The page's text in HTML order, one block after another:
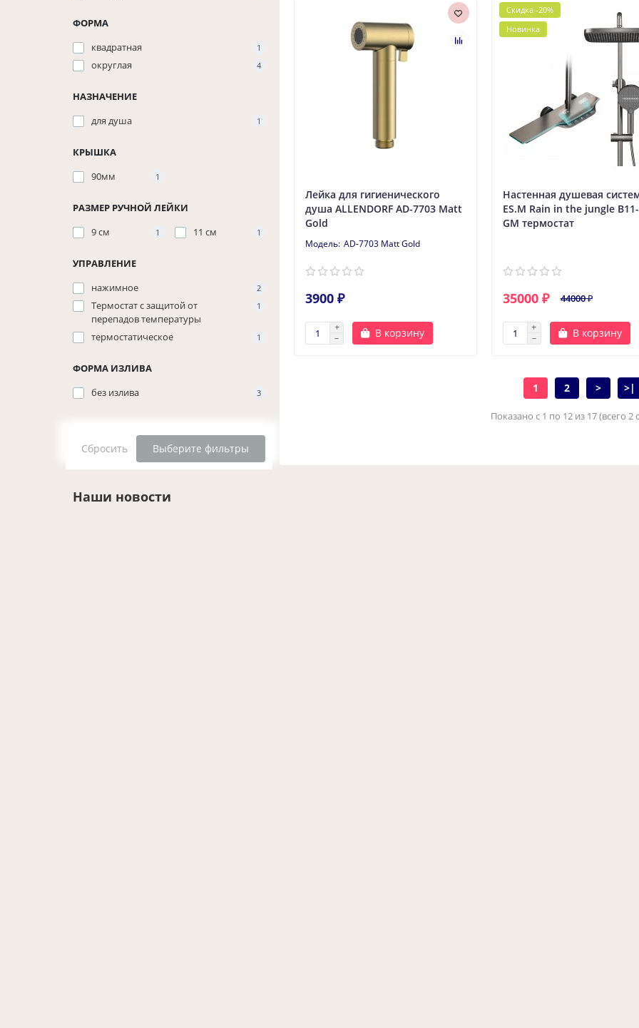
ФОРМА
квадратная
1
округлая 4
НАЗНАЧЕНИЕ
для душа
1
КРЫШКА
90мм
1
РАЗМЕР РУЧНОЙ ЛЕЙКИ
9 см
1 11 см 1
УПРАВЛЕНИЕ
нажимное
2
Термостат с защитой от
перепадов температуры
1
термостатическое 1
ФОРМА ИЗЛИВА
без излива
3
Сбросить Выберите фильтры
Наши новости
Лейка для гигиенического
душа ALLENDORF AD-7703 Matt
Gold
AD-7703 Matt Gold
3900 ₽
В корзину
Скидка -20%
Новинка
Настенная душевая
ES.M Rain in the jungle
GM термостат
35000 ₽ 44000 ₽
В корзину
1 2 > >|
Показано с 1 по 12 из 17 (всего 2